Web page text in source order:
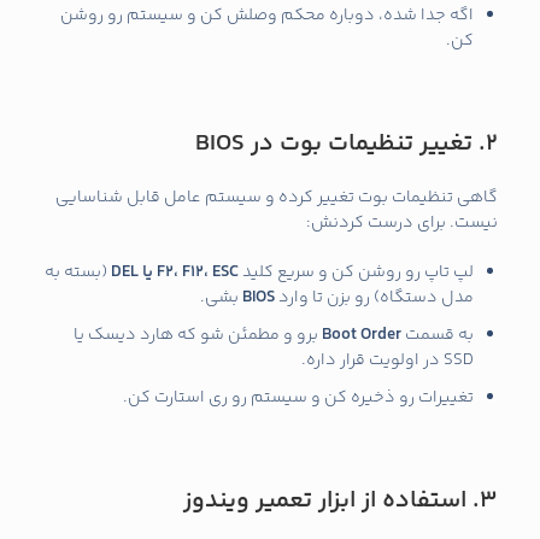
اگه جدا شده، دوباره محکم وصلش کن و سیستم رو روشن
کن.
2. تغییر تنظیمات بوت در BIOS
گاهی تنظیمات بوت تغییر کرده و سیستم عامل قابل شناسایی
نیست. برای درست کردنش:
لپ‌ تاپ رو روشن کن و سریع کلیدF2، F12، ESC یا DEL
(بسته به
مدل دستگاه) رو بزن تا واردBIOS بشی.
به قسمتBoot Order برو و مطمئن شو که هارد دیسک یا
SSD در اولویت قرار داره.
تغییرات رو ذخیره کن و سیستم رو ری‌ استارت کن.
3. استفاده از ابزار تعمیر ویندوز